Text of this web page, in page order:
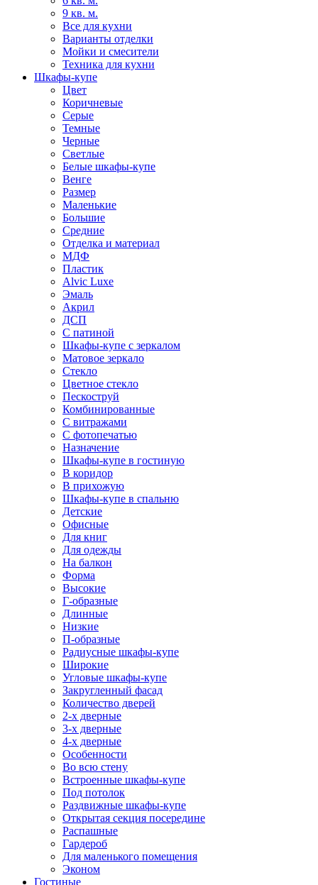
9 кв. м.
Все для кухни
Варианты отделки
Мойки и смесители
Техника для кухни
Шкафы-купе
Цвет
Коричневые
Серые
Темные
Черные
Светлые
Белые шкафы-купе
Венге
Размер
Маленькие
Большие
Средние
Отделка и материал
МДФ
Пластик
Alvic Luxe
Эмаль
Акрил
ДСП
С патиной
Шкафы-купе с зеркалом
Матовое зеркало
Стекло
Цветное стекло
Пескоструй
Комбинированные
С витражами
С фотопечатью
Назначение
Шкафы-купе в гостиную
В коридор
В прихожую
Шкафы-купе в спальню
Детские
Офисные
Для книг
Для одежды
На балкон
Форма
Высокие
Г-образные
Длинные
Низкие
П-образные
Радиусные шкафы-купе
Широкие
Угловые шкафы-купе
Закругленный фасад
Количество дверей
2-х дверные
3-х дверные
4-х дверные
Особенности
Во всю стену
Встроенные шкафы-купе
Под потолок
Раздвижные шкафы-купе
Открытая секция посередине
Распашные
Гардероб
Для маленького помещения
Эконом
Гостиные